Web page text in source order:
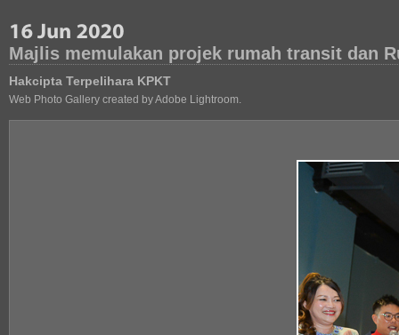
Majlis memulakan projek rumah transit dan
Hakcipta Terpelihara KPKT
Web Photo Gallery created by Adobe Lightroom.